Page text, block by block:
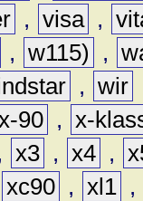
, visa ,
, w115) ,
, wir
90 , x-
x3 , x4 ,
xc90 , xl1 ,